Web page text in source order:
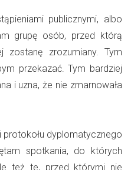
publicznymi, albo
grupę osób, przed którą
zostanę zrozumiany. Tym
przekazać. Tym bardziej
i uzna, że nie zmarnowała
protokołu dyplomatycznego
spotkania, do których
też te, przed którymi nie